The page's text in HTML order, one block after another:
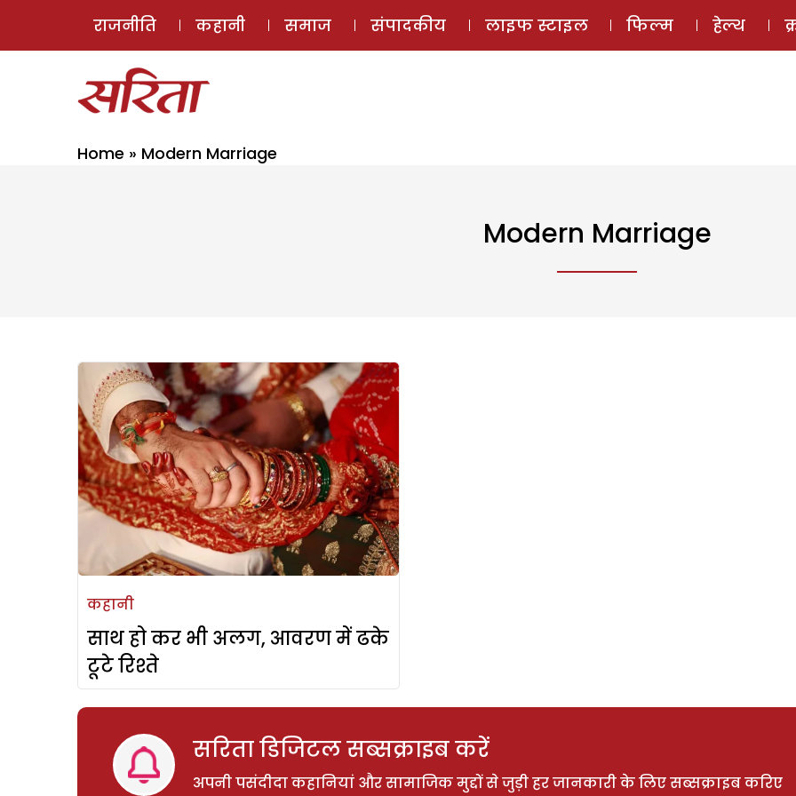
ई-मैगज़ीन
राजनीति कहानी समाज संपादकीय लाइफ स्टाइल फिल्म हेल्थ
Home » Modern Marriage
Modern Marriage
कहानी
साथ हो कर भी अलग, आवरण में ढके
टूटे रिश्ते
सरिता डिजिटल सब्सक्राइब करें
अपनी पसंदीदा कहानियां और सामाजिक मुद्दों से जुड़ी हर जानकारी के लिए सब्सक्राइब करिए